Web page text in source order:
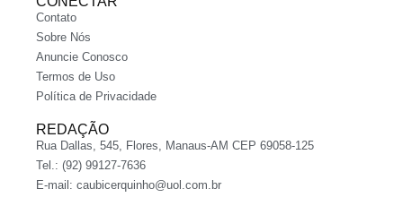
Contato
Sobre Nós
Anuncie Conosco
Termos de Uso
Política de Privacidade
REDAÇÃO
Rua Dallas, 545, Flores, Manaus-AM CEP 69058-125
Tel.: (92) 99127-7636
E-mail: caubicerquinho@uol.com.br